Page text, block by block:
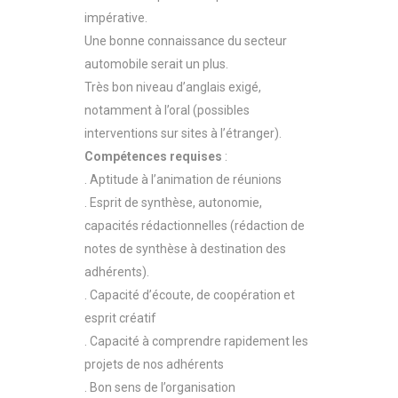
impérative.
Une bonne connaissance du secteur
automobile serait un plus.
Très bon niveau d’anglais exigé,
notamment à l’oral (possibles
interventions sur sites à l’étranger).
Compétences requises :
. Aptitude à l’animation de réunions
. Esprit de synthèse, autonomie,
capacités rédactionnelles (rédaction de
notes de synthèse à destination des
adhérents).
. Capacité d’écoute, de coopération et
esprit créatif
. Capacité à comprendre rapidement les
projets de nos adhérents
. Bon sens de l’organisation